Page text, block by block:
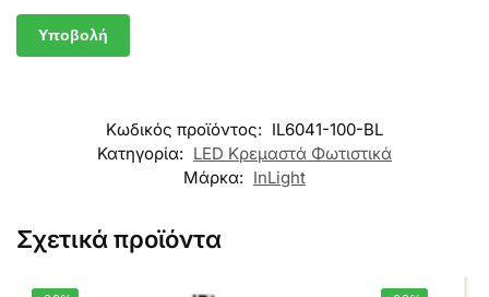
Κωδικός προϊόντος: IL6041-100-BL
Κατηγορία: LED Κρεμαστά Φωτιστικά
Μάρκα: InLight
Σχετικά προϊόντα